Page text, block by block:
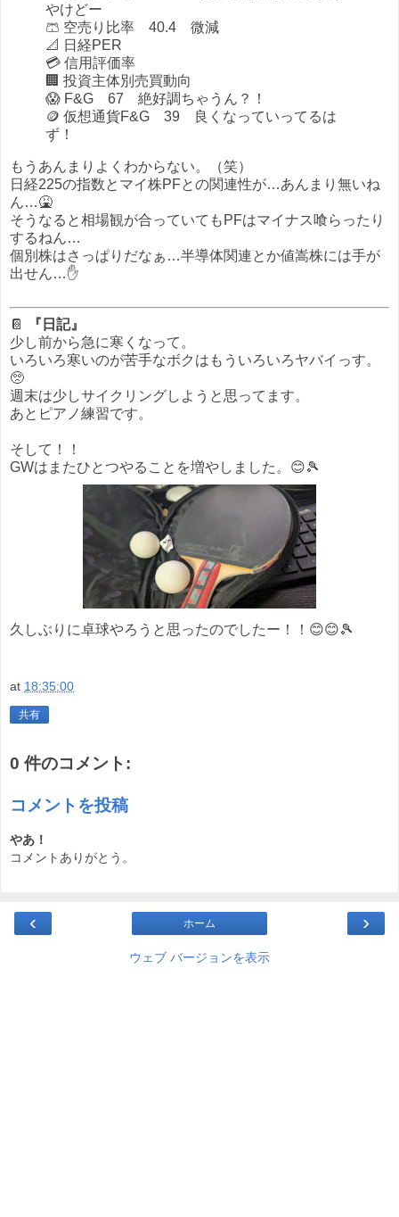
やけどー
🩳 空売り比率 40.4 微減
📐 日経PER
💳 信用評価率
🏢 投資主体別売買動向
😱 F&G 67 絶好調ちゃうん？！
🪙 仮想通貨F&G 39 良くなっていってるは
ず！
もうあんまりよくわからない。（笑）
日経225の指数とマイ株PFとの関連性が…あんまり無いね
ん…🤮
そうなると相場観が合っていてもPFはマイナス喰らったり
するねん…
個別株はさっぱりだなぁ…半導体関連とか値嵩株には手が
出せん…✋
📔
『日記』
少し前から急に寒くなって。
いろいろ寒いのが苦手なボクはもういろいろヤバイっす。
🥺
週末は少しサイクリングしようと思ってます。
あとピアノ練習です。
そして！！
GWはまたひとつやることを増やしました。😊🎾
久しぶりに卓球やろうと思ったのでしたー！！😊😊🎾
at 18:35:00
共有
0 件のコメント:
コメントを投稿
やあ！
コメントありがとう。
‹ ›
ホーム
ウェブ バージョンを表示